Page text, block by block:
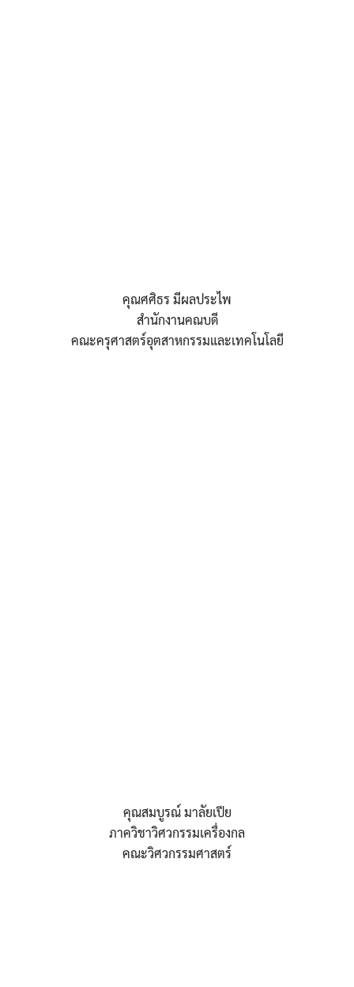
คุณศศิธร มีผลประไพ
สำนักงานคณบดี
คณะครุศาสตร์อุตสาหกรรมและเทคโนโลยี
คุณสมบูรณ์ มาลัยเปีย
ภาควิชาวิศวกรรมเครื่องกล
คณะวิศวกรรมศาสตร์